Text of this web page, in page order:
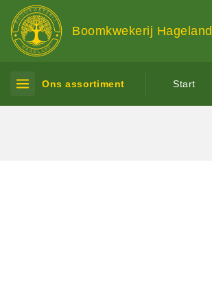
Boomkwekerij Hageland
Ons assortiment Start